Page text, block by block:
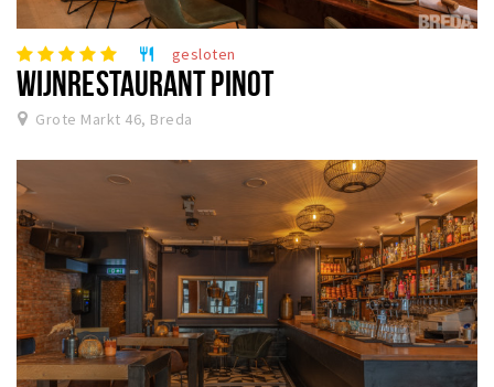
restaurant gesloten
WIJNRESTAURANT PINOT
Grote Markt 46, Breda